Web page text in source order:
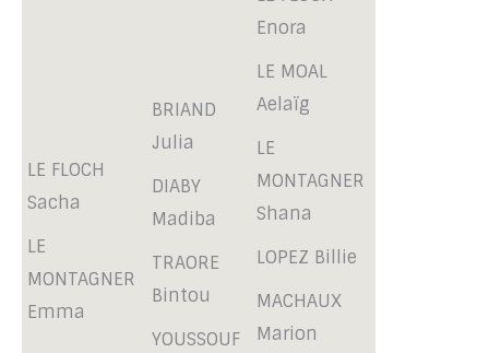
LE FLOCH
Sacha
LE
MONTAGNER
Emma
BRIAND
Julia
DIABY
Madiba
TRAORE
Bintou
YOUSSOUF
Enora
LE MOAL
Aelaïg
LE
MONTAGNER
Shana
LOPEZ Billie
MACHAUX
Marion